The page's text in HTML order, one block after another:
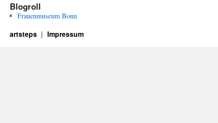
Blogroll
Frauenmuseum Bonn
artsteps Impressum